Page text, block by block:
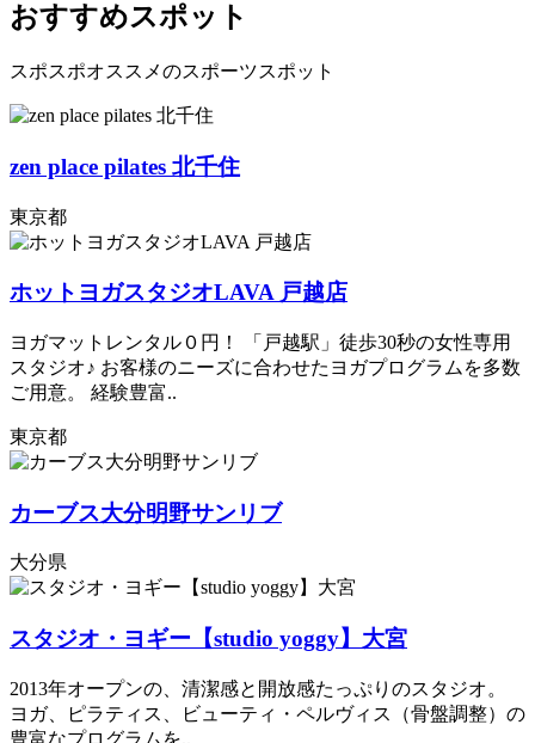
おすすめスポット
スポスポオススメのスポーツスポット
zen place pilates 北千住
東京都
ホットヨガスタジオLAVA 戸越店
ヨガマットレンタル０円！ 「戸越駅」徒歩30秒の女性専用
スタジオ♪ お客様のニーズに合わせたヨガプログラムを多数
ご用意。 経験豊富..
東京都
カーブス大分明野サンリブ
大分県
スタジオ・ヨギー【studio yoggy】大宮
2013年オープンの、清潔感と開放感たっぷりのスタジオ。
ヨガ、ピラティス、ビューティ・ペルヴィス（骨盤調整）の
豊富なプログラムを..